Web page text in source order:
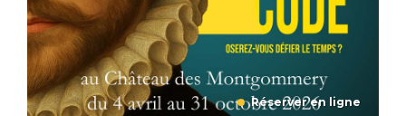
Réserver en ligne